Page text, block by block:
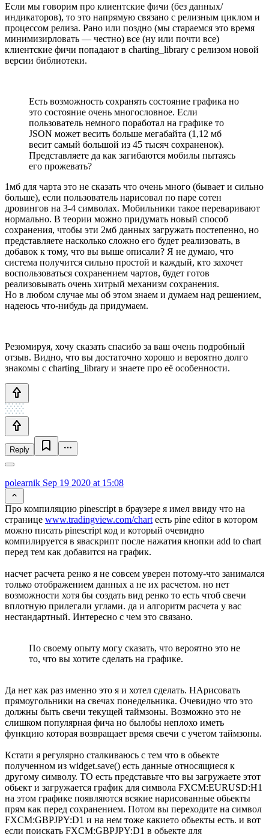
Если мы говорим про клиентские фичи (без данных/
индикаторов), то это напрямую связано с релизным циклом и
процессом релиза. Рано или поздно (мы стараемся это время
минимизирловать — честно) все (ну или почти все)
клиентские фичи попадают в charting_library с релизом новой
версии библиотеки.
Есть возможность сохранять состояние графика но
это состояние очень многословное. Если
пользователь немного поработал на графике то
JSON может весить больше мегабайта (1,12 мб
весит самый большой из 45 тысяч сохраненок).
Представляете да как загибаются мобилы пытаясь
его прожевать?
1мб для чарта это не сказать что очень много (бывает и сильно
больше), если пользователь нарисовал по паре сотен
дровингов на 3-4 символах. Мобильники такое переваривают
нормально. В теории можно придумать новый способ
сохранения, чтобы эти 2мб данных загружать постепенно, но
представляете насколько сложно его будет реализовать, в
добавок к тому, что вы выше описали? Я не думаю, что
система получится сильно простой и каждый, кто захочет
воспользоваться сохранением чартов, будет готов
реализовывать очень хитрый механизм сохранения.
Но в любом случае мы об этом знаем и думаем над решением,
надеюсь что-нибудь да придумаем.
Резюмируя, хочу сказать спасибо за ваш очень подробный
отзыв. Видно, что вы достаточно хорошо и вероятно долго
знакомы с charting_library и знаете про её особенности.
Reply
polearnik Sep 19 2020 at 15:08
Про компиляцию pinescript в браузере я имел ввиду что на
странице www.tradingview.com/chart есть pine editor в котором
можно писать pinescript код и который очевидно
компилируется в яваскрипт после нажатия кнопки add to chart
перед тем как добавится на график.
насчет расчета ренко я не совсем уверен потому-что занимался
только отображением данных а не их расчетом. но нет
возможности хотя бы создать вид ренко то есть чтоб свечи
вплотную прилегали углами. да и алгоритм расчета у вас
нестандартный. Интересно с чем это связано.
По своему опыту могу сказать, что вероятно это не
то, что вы хотите сделать на графике.
Да нет как раз именно это я и хотел сделать. НАрисовать
прямоугольники на свечах понедельника. Очевидно что это
должны быть свечи текущей таймзоны. Возможно это не
слишком популярная фича но былобы неплохо иметь
функцию которая возвращает время свечи с учетом таймзоны.
Кстати я регулярно сталкиваюсь с тем что в обьекте
полученном из widget.save() есть данные относящиеся к
другому символу. ТО есть представьте что вы загружаете этот
обьект и загружается график для символа FXCM:EURUSD:H1
на этом графике появляются всякие нарисованные обьекты
прям как перед сохранением. Потом вы переходите на символ
FXCM:GBPJPY:D1 и на нем тоже какието обьекты есть. и вот
если поискать FXCM:GBPJPY:D1 в обьекте для